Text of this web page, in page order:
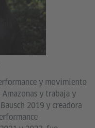
y movimiento
y trabaja y
2019 y creadora